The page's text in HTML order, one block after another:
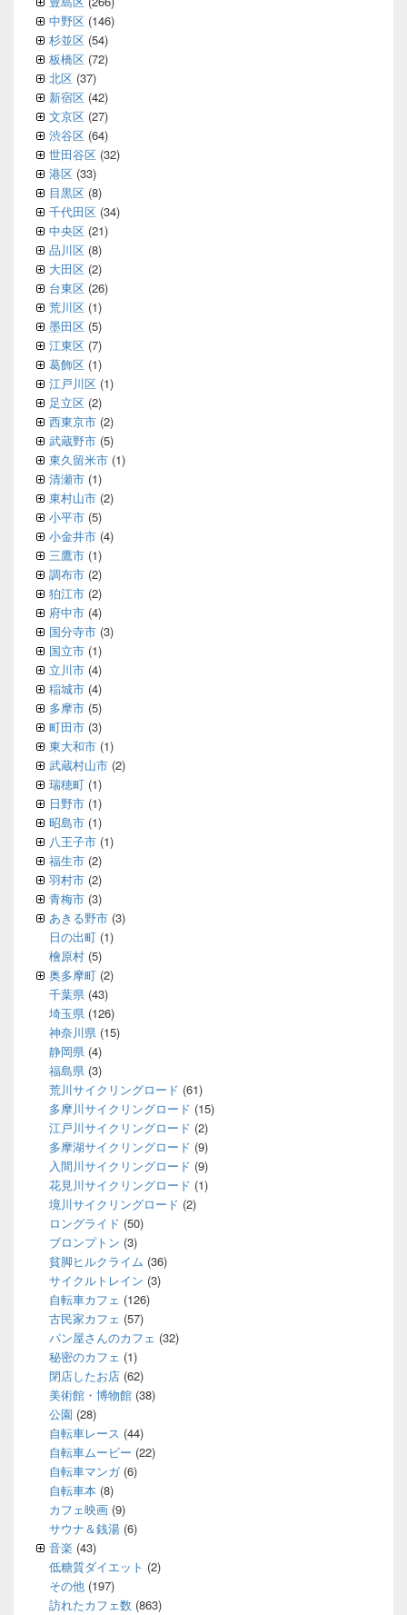
中野区 (146)
杉並区 (54)
板橋区 (72)
北区 (37)
新宿区 (42)
文京区 (27)
渋谷区 (64)
世田谷区 (32)
港区 (33)
目黒区 (8)
千代田区 (34)
中央区 (21)
品川区 (8)
大田区 (2)
台東区 (26)
荒川区 (1)
墨田区 (5)
江東区 (7)
葛飾区 (1)
江戸川区 (1)
足立区 (2)
西東京市 (2)
武蔵野市 (5)
東久留米市 (1)
清瀬市 (1)
東村山市 (2)
小平市 (5)
小金井市 (4)
三鷹市 (1)
調布市 (2)
狛江市 (2)
府中市 (4)
国分寺市 (3)
国立市 (1)
立川市 (4)
稲城市 (4)
多摩市 (5)
町田市 (3)
東大和市 (1)
武蔵村山市 (2)
瑞穂町 (1)
日野市 (1)
昭島市 (1)
八王子市 (1)
福生市 (2)
羽村市 (2)
青梅市 (3)
あきる野市 (3)
日の出町 (1)
檜原村 (5)
奥多摩町 (2)
千葉県 (43)
埼玉県 (126)
神奈川県 (15)
静岡県 (4)
福島県 (3)
荒川サイクリングロード (61)
多摩川サイクリングロード (15)
江戸川サイクリングロード (2)
多摩湖サイクリングロード (9)
入間川サイクリングロード (9)
花見川サイクリングロード (1)
境川サイクリングロード (2)
ロングライド (50)
ブロンプトン (3)
貧脚ヒルクライム (36)
サイクルトレイン (3)
自転車カフェ (126)
古民家カフェ (57)
パン屋さんのカフェ (32)
秘密のカフェ (1)
閉店したお店 (62)
美術館・博物館 (38)
公園 (28)
自転車レース (44)
自転車ムービー (22)
自転車マンガ(6)
自転車本 (8)
カフェ映画 (9)
サウナ＆銭湯 (6)
音楽 (43)
低糖質ダイエット (2)
その他 (197)
訪れたカフェ数 (863)